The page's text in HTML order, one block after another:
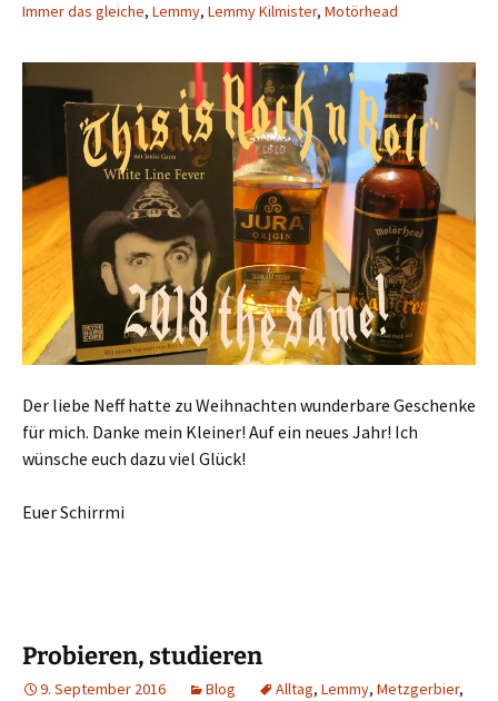
Immer das gleiche, Lemmy, Lemmy Kilmister, Motörhead
Der liebe Neff hatte zu Weihnachten wunderbare Geschenke
für mich. Danke mein Kleiner! Auf ein neues Jahr! Ich
wünsche euch dazu viel Glück!
Euer Schirrmi
Probieren, studieren
9. September 2016 Blog Alltag, Lemmy, Metzgerbier,